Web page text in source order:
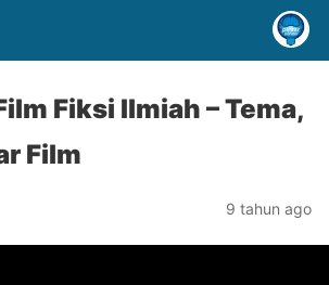
Fiksi Ilmiah – Tema,
Film
9 tahun ago